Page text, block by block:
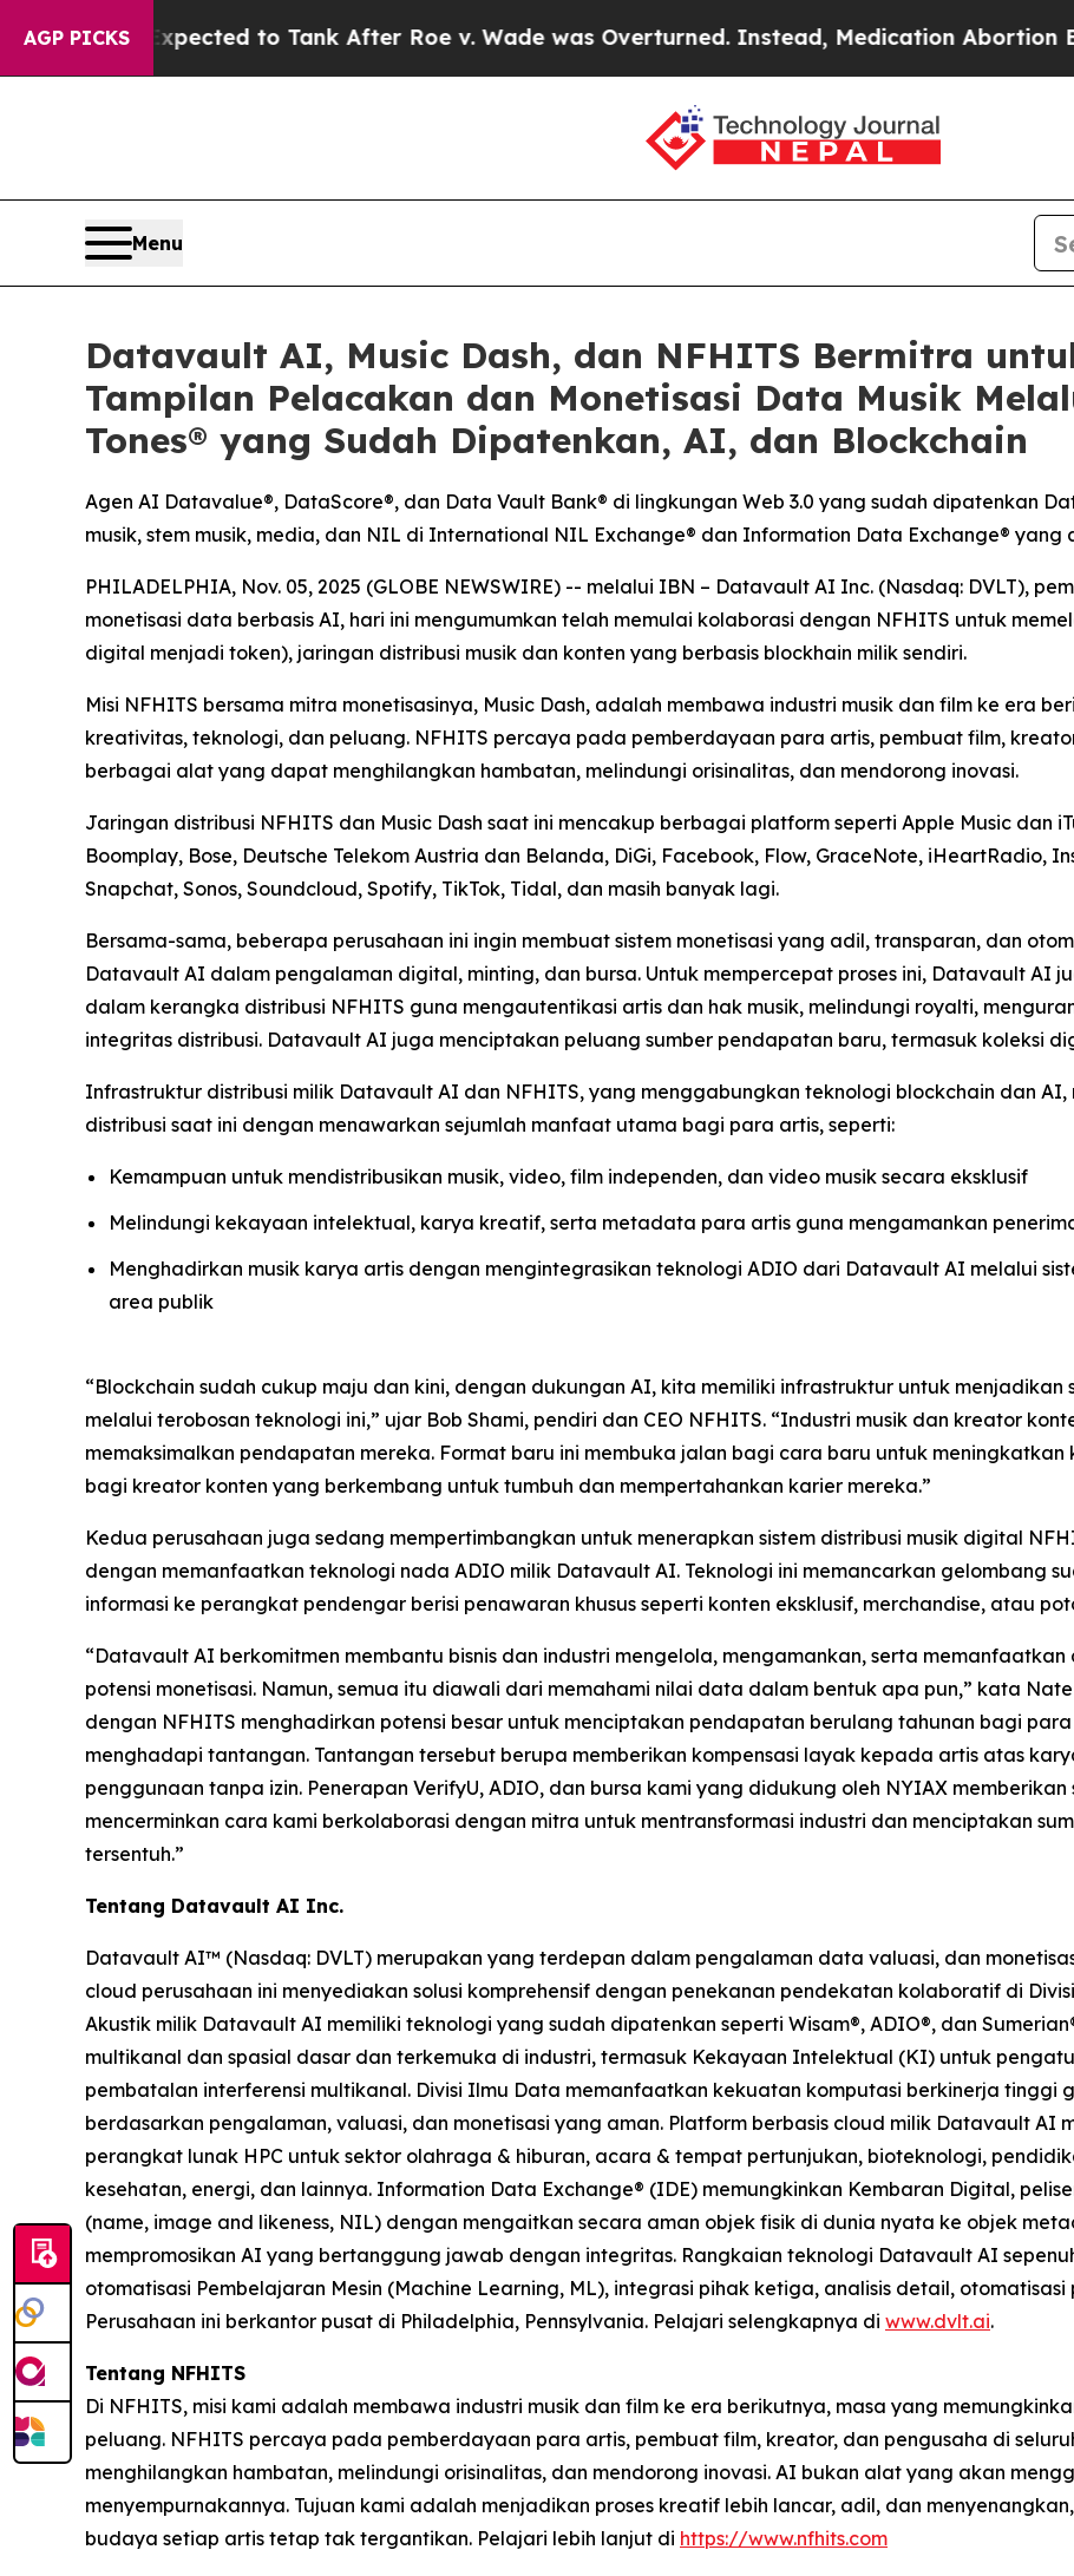
AGP PICKSto Tank After Roe v. Wade was Overturned. Instead, Medication Abortion Became
Menu
Datavault AI, Music Dash, dan NFHITS Bermitra
Tampilan Pelacakan dan Monetisasi Data Musik
Tones® yang Sudah Dipatenkan, AI, dan Blockchain
Agen AI Datavalue®, DataScore®, dan Data Vault Bank® di lingkungan Web 3.0 yang sudah dipatenkan
musik, stem musik, media, dan NIL di International NIL Exchange® dan Information Data Exchange® yang
PHILADELPHIA, Nov. 05, 2025 (GLOBE NEWSWIRE) -- melalui IBN – Datavault AI Inc. (Nasdaq: DVLT),
monetisasi data berbasis AI, hari ini mengumumkan telah memulai kolaborasi dengan NFHITS untuk
digital menjadi token), jaringan distribusi musik dan konten yang berbasis blockhain milik sendiri.
Misi NFHITS bersama mitra monetisasinya, Music Dash, adalah membawa industri musik dan film ke era
kreativitas, teknologi, dan peluang. NFHITS percaya pada pemberdayaan para artis, pembuat film,
berbagai alat yang dapat menghilangkan hambatan, melindungi orisinalitas, dan mendorong inovasi.
Jaringan distribusi NFHITS dan Music Dash saat ini mencakup berbagai platform seperti Apple Music dan
Boomplay, Bose, Deutsche Telekom Austria dan Belanda, DiGi, Facebook, Flow, GraceNote, iHeartRadio,
Snapchat, Sonos, Soundcloud, Spotify, TikTok, Tidal, dan masih banyak lagi.
Bersama-sama, beberapa perusahaan ini ingin membuat sistem monetisasi yang adil, transparan, dan
Datavault AI dalam pengalaman digital, minting, dan bursa. Untuk mempercepat proses ini, Datavault AI
dalam kerangka distribusi NFHITS guna mengautentikasi artis dan hak musik, melindungi royalti,
integritas distribusi. Datavault AI juga menciptakan peluang sumber pendapatan baru, termasuk koleksi
Infrastruktur distribusi milik Datavault AI dan NFHITS, yang menggabungkan teknologi blockchain dan AI,
distribusi saat ini dengan menawarkan sejumlah manfaat utama bagi para artis, seperti:
Kemampuan untuk mendistribusikan musik, video, film independen, dan video musik secara eksklusif
Melindungi kekayaan intelektual, karya kreatif, serta metadata para artis guna mengamankan
Menghadirkan musik karya artis dengan mengintegrasikan teknologi ADIO dari Datavault AI melalui
area publik
“Blockchain sudah cukup maju dan kini, dengan dukungan AI, kita memiliki infrastruktur untuk menjadikan
melalui terobosan teknologi ini,” ujar Bob Shami, pendiri dan CEO NFHITS. “Industri musik dan kreator
memaksimalkan pendapatan mereka. Format baru ini membuka jalan bagi cara baru untuk
bagi kreator konten yang berkembang untuk tumbuh dan mempertahankan karier mereka.”
Kedua perusahaan juga sedang mempertimbangkan untuk menerapkan sistem distribusi musik digital
dengan memanfaatkan teknologi nada ADIO milik Datavault AI. Teknologi ini memancarkan gelombang
informasi ke perangkat pendengar berisi penawaran khusus seperti konten eksklusif, merchandise, atau
“Datavault AI berkomitmen membantu bisnis dan industri mengelola, mengamankan, serta
potensi monetisasi. Namun, semua itu diawali dari memahami nilai data dalam bentuk apa pun,” kata
dengan NFHITS menghadirkan potensi besar untuk menciptakan pendapatan berulang tahunan bagi
menghadapi tantangan. Tantangan tersebut berupa memberikan kompensasi layak kepada artis atas
penggunaan tanpa izin. Penerapan VerifyU, ADIO, dan bursa kami yang didukung oleh NYIAX memberikan
mencerminkan cara kami berkolaborasi dengan mitra untuk mentransformasi industri dan menciptakan
tersentuh.”
Tentang Datavault AI Inc.
Datavault AI™ (Nasdaq: DVLT) merupakan yang terdepan dalam pengalaman data valuasi, dan
cloud perusahaan ini menyediakan solusi komprehensif dengan penekanan pendekatan kolaboratif di
Akustik milik Datavault AI memiliki teknologi yang sudah dipatenkan seperti Wisam®, ADIO®, dan
multikanal dan spasial dasar dan terkemuka di industri, termasuk Kekayaan Intelektual (KI) untuk
pembatalan interferensi multikanal. Divisi Ilmu Data memanfaatkan kekuatan komputasi berkinerja tinggi
berdasarkan pengalaman, valuasi, dan monetisasi yang aman. Platform berbasis cloud milik Datavault AI
perangkat lunak HPC untuk sektor olahraga & hiburan, acara & tempat pertunjukan, bioteknologi,
kesehatan, energi, dan lainnya. Information Data Exchange® (IDE) memungkinkan Kembaran Digital,
(name, image and likeness, NIL) dengan mengaitkan secara aman objek fisik di dunia nyata ke objek
mempromosikan AI yang bertanggung jawab dengan integritas. Rangkaian teknologi Datavault AI
otomatisasi Pembelajaran Mesin (Machine Learning, ML), integrasi pihak ketiga, analisis detail,
Perusahaan ini berkantor pusat di Philadelphia, Pennsylvania. Pelajari selengkapnya di www.dvlt.ai.
Tentang NFHITS
Di NFHITS, misi kami adalah membawa industri musik dan film ke era berikutnya, masa yang
peluang. NFHITS percaya pada pemberdayaan para artis, pembuat film, kreator, dan pengusaha di
menghilangkan hambatan, melindungi orisinalitas, dan mendorong inovasi. AI bukan alat yang akan
menyempurnakannya. Tujuan kami adalah menjadikan proses kreatif lebih lancar, adil, dan
budaya setiap artis tetap tak tergantikan. Pelajari lebih lanjut di https://www.nfhits.com